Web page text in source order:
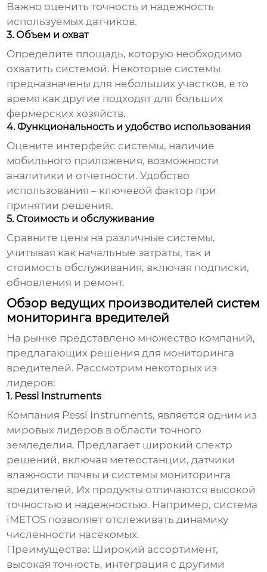
Важно оценить точность и надежность
используемых датчиков.
3. Объем и охват
Определите площадь, которую необходимо
охватить системой. Некоторые системы
предназначены для небольших участков, в то
время как другие подходят для больших
фермерских хозяйств.
4. Функциональность и удобство использования
Оцените интерфейс системы, наличие
мобильного приложения, возможности
аналитики и отчетности. Удобство
использования – ключевой фактор при
принятии решения.
5. Стоимость и обслуживание
Сравните цены на различные системы,
учитывая как начальные затраты, так и
стоимость обслуживания, включая подписки,
обновления и ремонт.
Обзор ведущих производителей систем
мониторинга вредителей
На рынке представлено множество компаний,
предлагающих решения для мониторинга
вредителей. Рассмотрим некоторых из
лидеров:
1. Pessl Instruments
Компания Pessl Instruments, является одним из
мировых лидеров в области точного
земледелия. Предлагает широкий спектр
решений, включая метеостанции, датчики
влажности почвы и системы мониторинга
вредителей. Их продукты отличаются высокой
точностью и надежностью. Например, система
iMETOS позволяет отслеживать динамику
численности насекомых.
Преимущества: Широкий ассортимент,
высокая точность, интеграция с другими